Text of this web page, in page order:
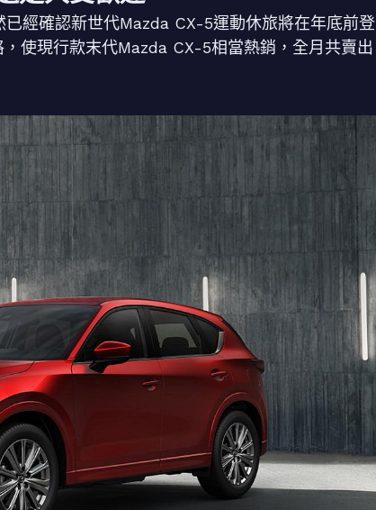
經確認新世代Mazda CX-5運動休旅將在年底前登
使現行款末代Mazda CX-5相當熱銷，全月共賣出